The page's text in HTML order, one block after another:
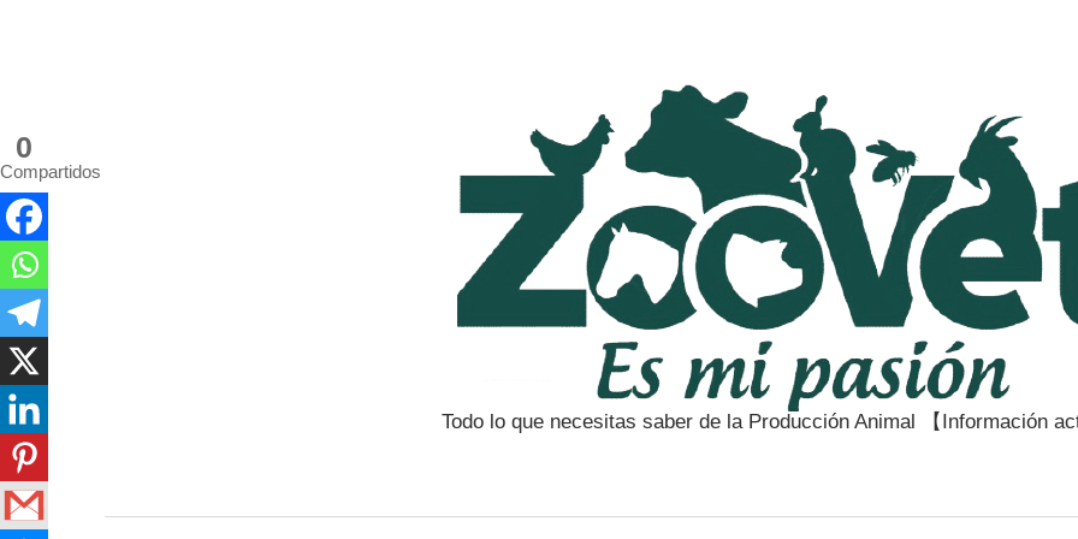
Todo lo que necesitas saber de la Producción Animal 【Información
0
Compartidos